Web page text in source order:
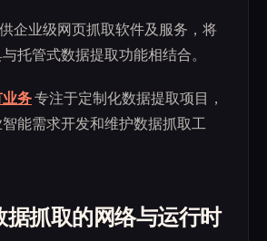
企业级网页抓取软件及服务，将
托管式数据提取功能相结合。
务专注于定制化数据提取项目，
能需求开发和维护数据抓取工
据抓取的网络与运行时